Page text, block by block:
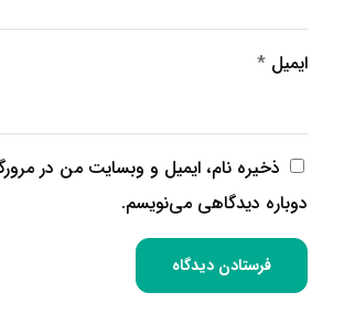
ایمیل *
ذخیره نام، ایمیل و وبسایت من در
دوباره دیدگاهی می‌نویسم.